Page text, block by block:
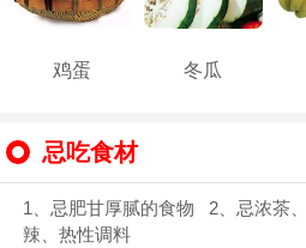
鸡蛋 冬瓜
忌吃食材
1、忌肥甘厚腻的食物 2、忌浓茶
辣、热性调料